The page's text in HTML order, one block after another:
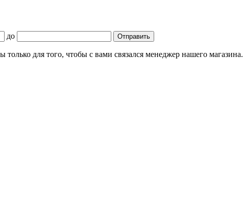
до
для того, чтобы с вами связался менеджер нашего магазина.